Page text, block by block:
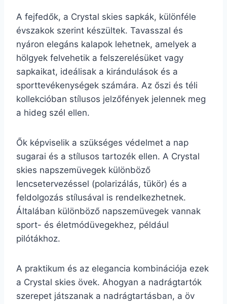
A fejfedők, a Crystal skies sapkák, különféle
évszakok szerint készültek. Tavasszal és
nyáron elegáns kalapok lehetnek, amelyek a
hölgyek felvehetik a felszerelésüket vagy
sapkaikat, ideálisak a kirándulások és a
sporttevékenységek számára. Az őszi és téli
kollekcióban stílusos jelzőfények jelennek meg
a hideg szél ellen.
Ők képviselik a szükséges védelmet a nap
sugarai és a stílusos tartozék ellen. A Crystal
skies napszemüvegek különböző
lencsetervezéssel (polarizálás, tükör) és a
feldolgozás stílusával is rendelkezhetnek.
Általában különböző napszemüvegek vannak
sport- és életmódüvegekhez, például
pilótákhoz.
A praktikum és az elegancia kombinációja ezek
a Crystal skies övek. Ahogyan a nadrágtartók
szerepet játszanak a nadrágtartásban, a öv